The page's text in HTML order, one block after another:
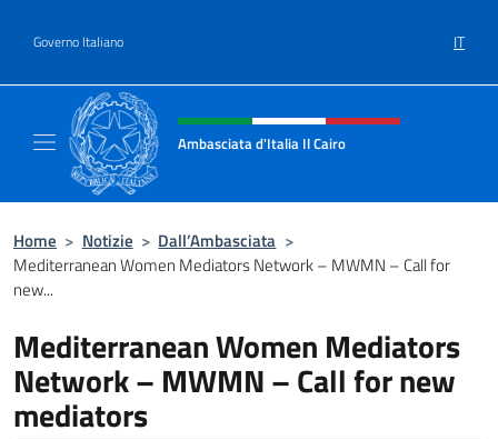
Governo Italiano IT
Intestazione sito, social e menù
Ambasciata d'Italia Il Cairo
Home > Notizie > Dall’Ambasciata >
Mediterranean Women Mediators Network – MWMN – Call for
new...
Mediterranean Women Mediators
Network – MWMN – Call for new
mediators